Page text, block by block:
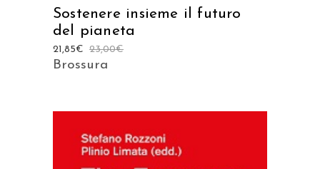
Sostenere insieme il futuro
del pianeta
23,00€
21,85€
Brossura